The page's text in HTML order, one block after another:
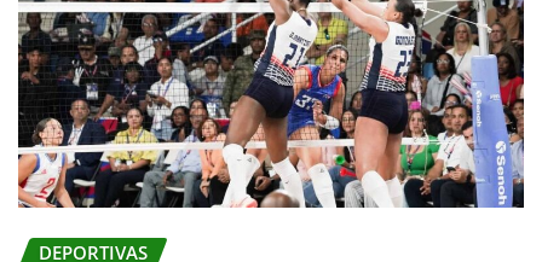
DEPORTIVAS